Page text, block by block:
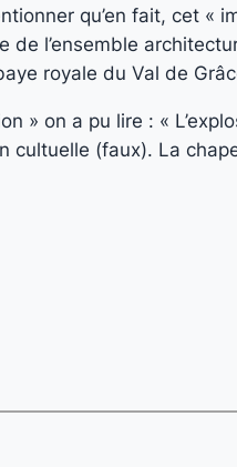
qu’en fait, cet «
de l’ensemble
royale du Val de
» on a pu lire : «
cultuelle (faux). La